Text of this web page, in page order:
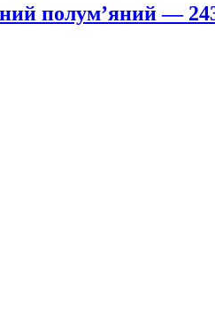
полум’яний —